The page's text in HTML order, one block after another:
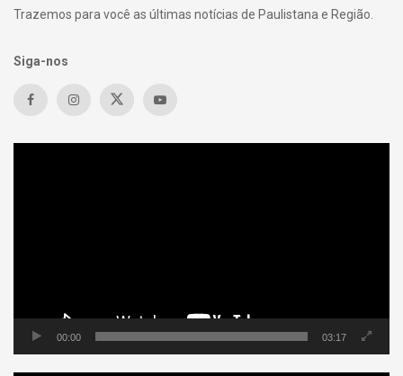
Trazemos para você as últimas notícias de Paulistana e Região.
Siga-nos
00:00 03:17